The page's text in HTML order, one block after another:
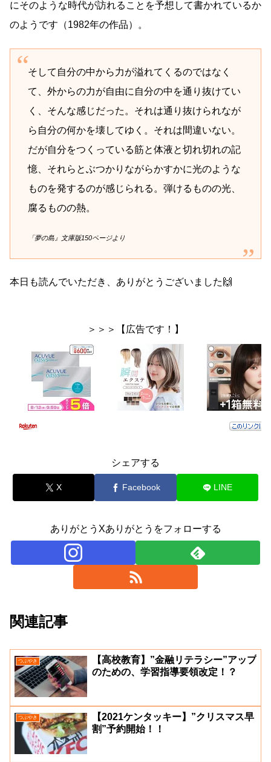
にそのような時代が訪れることを予想して書かれているか
のようです（1982年の作品）。
そして自分の中から力が溢れてくるのではなく
て、外からの力が自由に自分の中を通り抜けてい
く、そんな感じだった。それは通り抜けられなが
ら自分の何かを壊してゆく。それは間違いない。
だが自分をつくっている筋と体液と切れ切れの記
憶、それらとぶつかりながらかすかに光のような
ものを発するのが感じられる。弾けるものの光、
腐るものの熱。
「夢の島』文庫版150ページより
本日も読んでいただき、ありがとうございました🙌
＞＞＞【広告です！】
シェアする
X Facebook LINE
ありがとうXありがとうをフォローする
関連記事
つぶやき
【高校教育】”金融リテラシー”アップ
のための、学習指導要領改定！？
つぶやき
【2021ケンタッキー】”クリスマス早
割”予約開始！！